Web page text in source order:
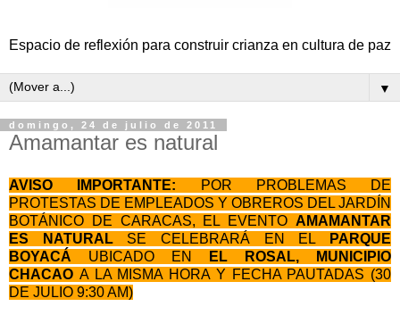
Espacio de reflexión para construir crianza en cultura de paz
▼
domingo, 24 de julio de 2011
Amamantar es natural
AVISO IMPORTANTE: POR PROBLEMAS DE
PROTESTAS DE EMPLEADOS Y OBREROS DEL JARDÍN
BOTÁNICO DE CARACAS, EL EVENTO AMAMANTAR
ES NATURALSE CELEBRARÁ EN EL
PARQUE
BOYACÁ UBICADO EN
EL ROSAL, MUNICIPIO
CHACAO A LA MISMA HORA Y FECHA PAUTADAS (30
DE JULIO 9:30 AM)